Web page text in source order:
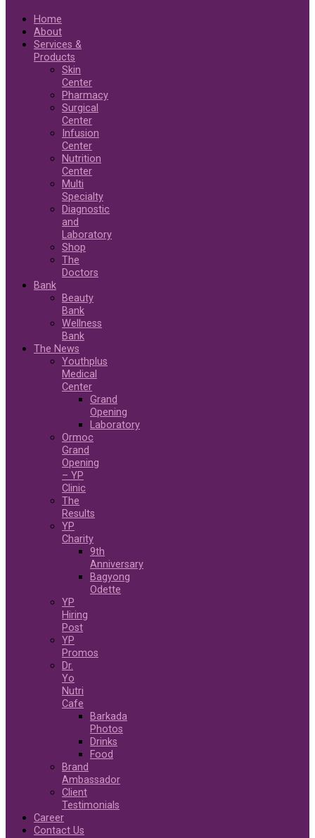
Home
About
Services &
Products
Skin
Center
Pharmacy
Surgical
Center
Infusion
Center
Nutrition
Center
Multi
Specialty
Diagnostic
and
Laboratory
Shop
The
Doctors
Bank
Beauty
Bank
Wellness
Bank
The News
Youthplus
Medical
Center
Grand
Opening
Laboratory
Ormoc
Grand
Opening
– YP
Clinic
The
Results
YP
Charity
9th
Anniversary
Bagyong
Odette
YP
Hiring
Post
YP
Promos
Dr.
Yo
Nutri
Cafe
Barkada
Photos
Drinks
Food
Brand
Ambassador
Client
Testimonials
Career
Contact Us